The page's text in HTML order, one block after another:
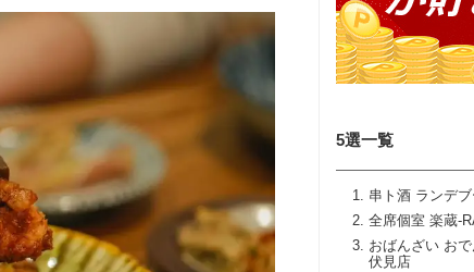
5選一覧
串ト酒 ランデブ
全席個室 楽蔵
おばんざい お
伏見店